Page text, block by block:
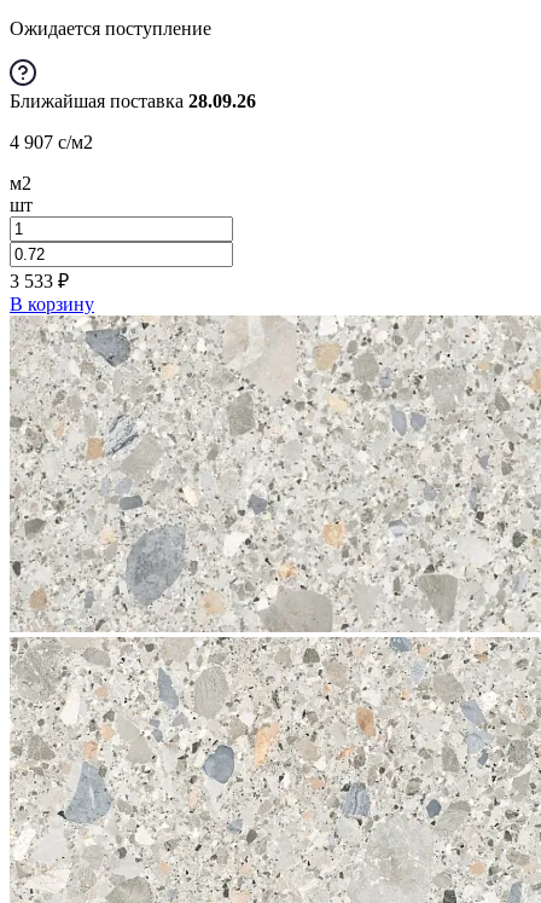
Ожидается поступление
Ближайшая поставка 28.09.26
4 907 c/м2
м2
шт
3 533 ₽
В корзину